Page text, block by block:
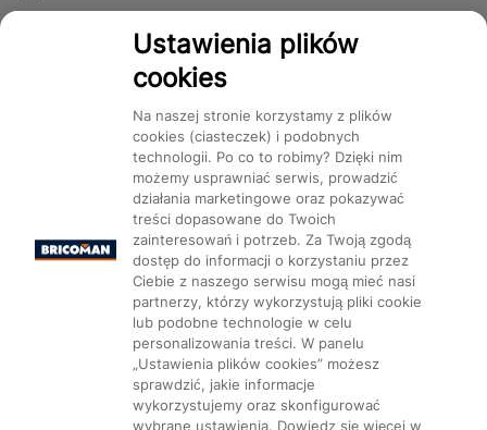
Dostępność
Kategorie Produkty Marki CMS
Ustawienia plików cookie
Ustawienia plików
cookies
Na naszej stronie korzystamy z plików
cookies (ciasteczek) i podobnych
technologii. Po co to robimy? Dzięki nim
możemy usprawniać serwis, prowadzić
działania marketingowe oraz pokazywać
treści dopasowane do Twoich
zainteresowań i potrzeb. Za Twoją zgodą
dostęp do informacji o korzystaniu przez
Ciebie z naszego serwisu mogą mieć nasi
partnerzy, którzy wykorzystują pliki cookie
lub podobne technologie w celu
personalizowania treści. W panelu
„Ustawienia plików cookies” możesz
sprawdzić, jakie informacje
wykorzystujemy oraz skonfigurować
wybrane ustawienia. Dowiedz się więcej w